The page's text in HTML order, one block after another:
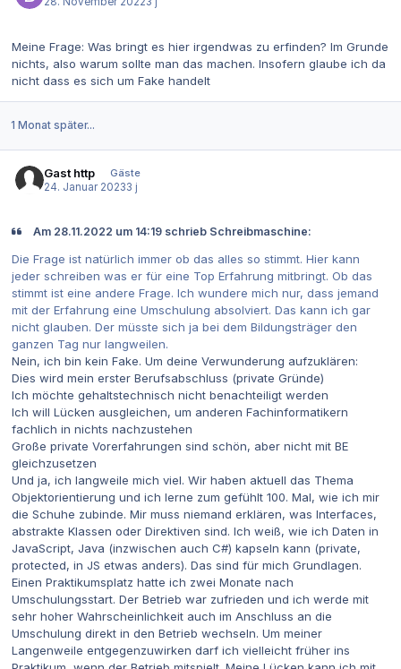
Meine Frage: Was bringt es hier irgendwas zu erfinden? Im Grunde
nichts, also warum sollte man das machen. Insofern glaube ich da
nicht dass es sich um Fake handelt
1 Monat später...
Gast http
Gäste
24. Januar 20233 j
Am 28.11.2022 um 14:19 schrieb Schreibmaschine:
Die Frage ist natürlich immer ob das alles so stimmt. Hier kann
jeder schreiben was er für eine Top Erfahrung mitbringt. Ob das
stimmt ist eine andere Frage. Ich wundere mich nur, dass jemand
mit der Erfahrung eine Umschulung absolviert. Das kann ich gar
nicht glauben. Der müsste sich ja bei dem Bildungsträger den
ganzen Tag nur langweilen.
Nein, ich bin kein Fake. Um deine Verwunderung aufzuklären:
Dies wird mein erster Berufsabschluss (private Gründe)
Ich möchte gehaltstechnisch nicht benachteiligt werden
Ich will Lücken ausgleichen, um anderen Fachinformatikern
fachlich in nichts nachzustehen
Große private Vorerfahrungen sind schön, aber nicht mit BE
gleichzusetzen
Und ja, ich langweile mich viel. Wir haben aktuell das Thema
Objektorientierung und ich lerne zum gefühlt 100. Mal, wie ich mir
die Schuhe zubinde. Mir muss niemand erklären, was Interfaces,
abstrakte Klassen oder Direktiven sind. Ich weiß, wie ich Daten in
JavaScript, Java (inzwischen auch C#) kapseln kann (private,
protected, in JS etwas anders). Das sind für mich Grundlagen.
Einen Praktikumsplatz hatte ich zwei Monate nach
Umschulungsstart. Der Betrieb war zufrieden und ich werde mit
sehr hoher Wahrscheinlichkeit auch im Anschluss an die
Umschulung direkt in den Betrieb wechseln. Um meiner
Langenweile entgegenzuwirken darf ich vielleicht früher ins